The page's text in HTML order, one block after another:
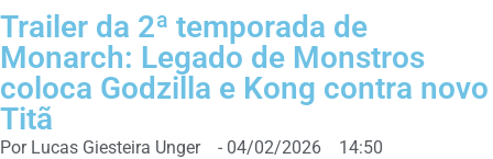
Trailer da 2ª temporada de
Monarch: Legado de Monstros
coloca Godzilla e Kong contra novo
Titã
Por Lucas Giesteira Unger - 04/02/2026 14:50